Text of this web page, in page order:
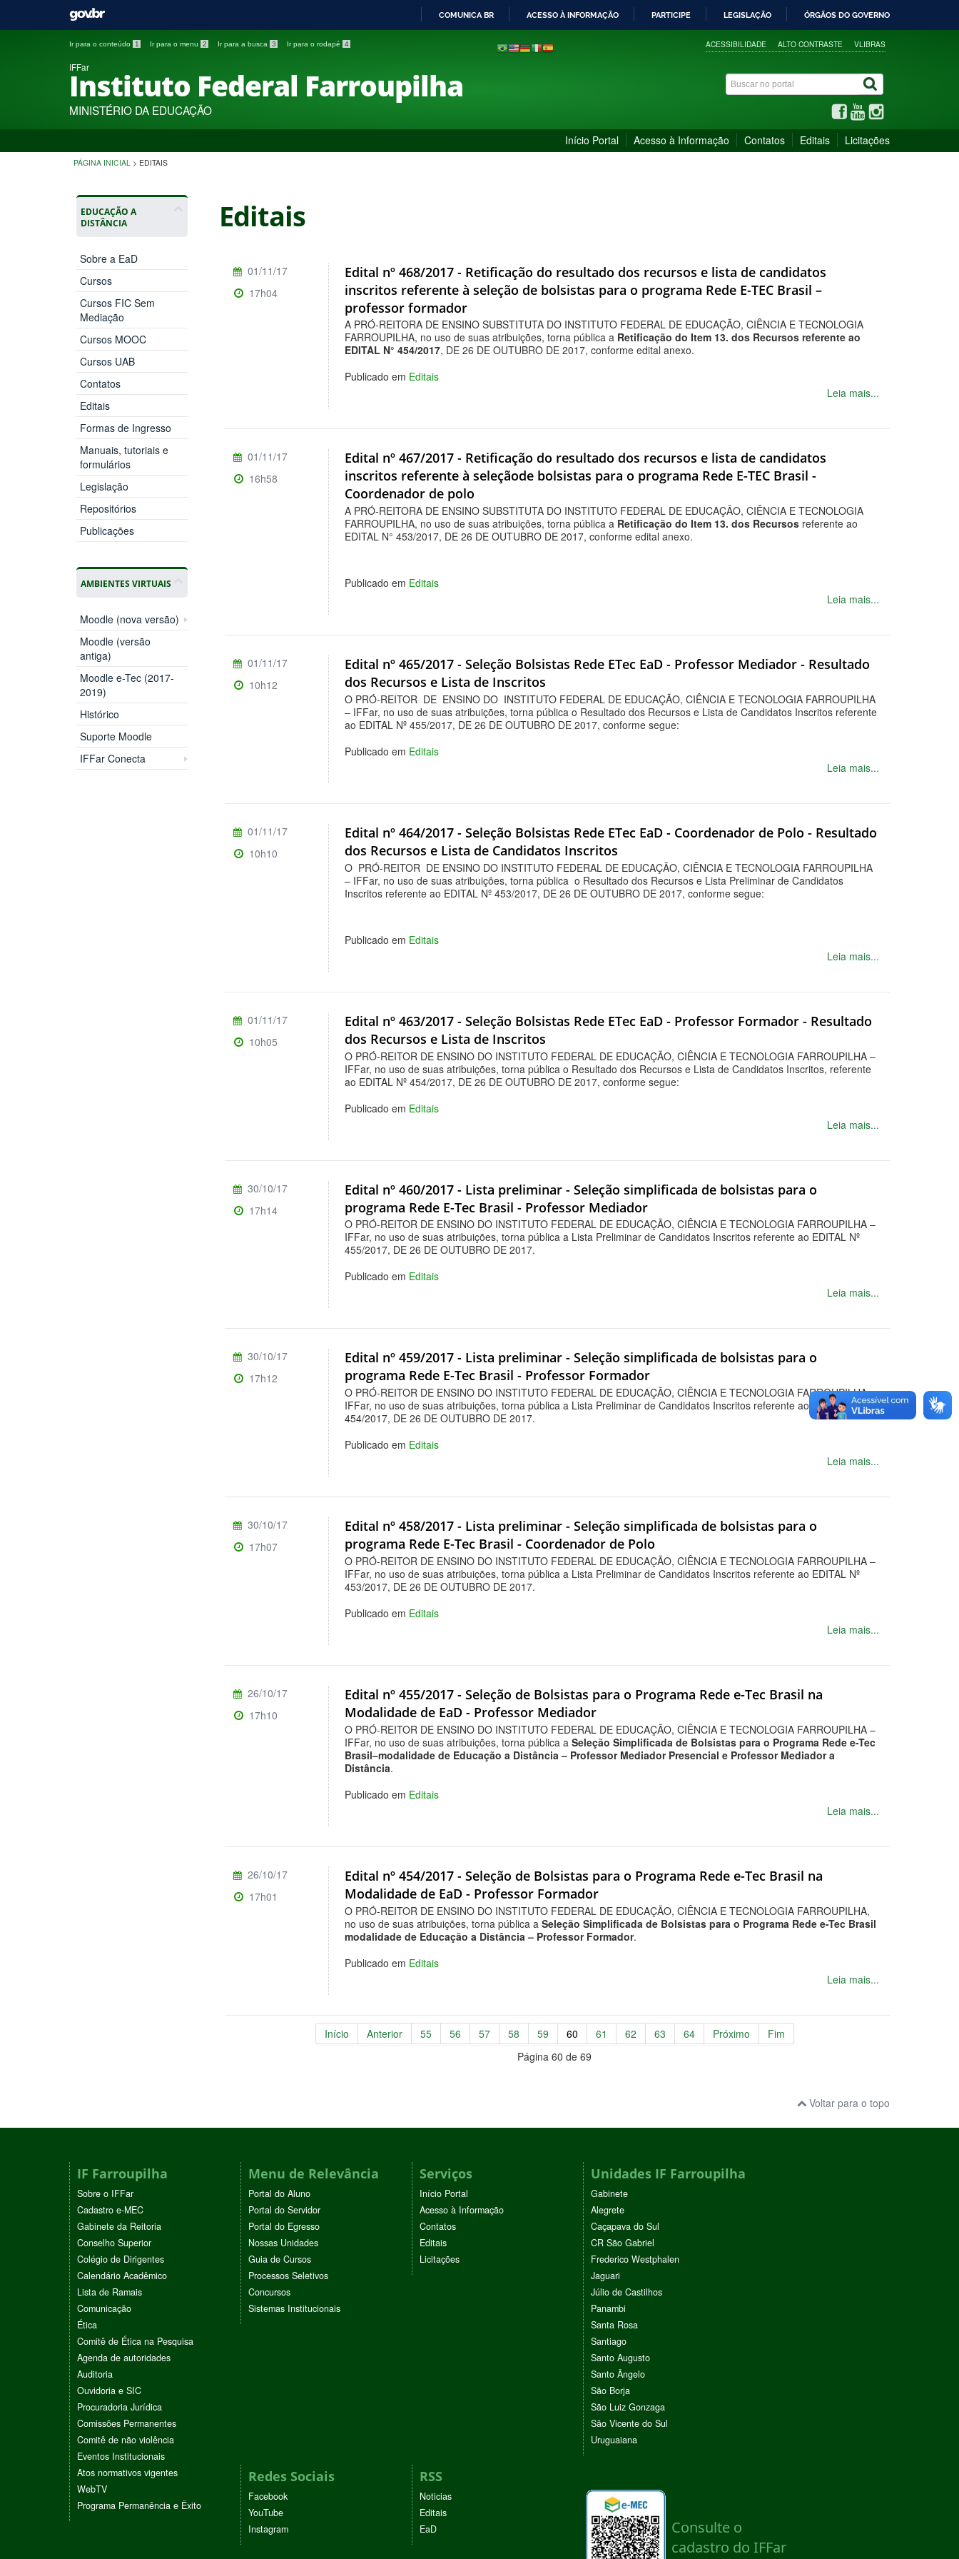
PARA
COMUNICA BR ACESSO À INFORMAÇÃO PARTICIPE LEGISLAÇÃO ÓRGÃOS DO GOVERNO
Ir para o conteúdo 1 Ir para o menu 2 Ir para a busca 3 Ir para o rodapé 4 ACESSIBILIDADE ALTO CONTRASTE VLIBRAS
IFFar
Instituto Federal Farroupilha
MINISTÉRIO DA EDUCAÇÃO
Início Portal Acesso à Informação Contatos Editais Licitações
PÁGINA INICIAL > EDITAIS
EDUCAÇÃO A
DISTÂNCIA
Sobre a EaD
Cursos
Cursos FIC Sem
Mediação
Cursos MOOC
Cursos UAB
Contatos
Editais
Formas de Ingresso
Manuais, tutoriais e
formulários
Legislação
Repositórios
Publicações
AMBIENTES VIRTUAIS
Moodle (nova versão)
Moodle (versão
antiga)
Moodle e-Tec (2017-
2019)
Histórico
Suporte Moodle
IFFar Conecta
Editais
Edital nº 468/2017 - Retificação do resultado dos recursos e lista de candidatos
inscritos referente à seleção de bolsistas para o programa Rede E-TEC Brasil –
professor formador
A PRÓ-REITORA DE ENSINO SUBSTITUTA DO INSTITUTO FEDERAL DE EDUCAÇÃO, CIÊNCIA E TECNOLOGIA
FARROUPILHA, no uso de suas atribuições, torna pública a Retificação do Item 13. dos Recursos referente ao
EDITAL N° 454/2017, DE 26 DE OUTUBRO DE 2017, conforme edital anexo.
Publicado em Editais
Leia mais...
01/11/17
17h04
Edital nº 467/2017 - Retificação do resultado dos recursos e lista de candidatos
inscritos referente à seleçãode bolsistas para o programa Rede E-TEC Brasil -
Coordenador de polo
A PRÓ-REITORA DE ENSINO SUBSTITUTA DO INSTITUTO FEDERAL DE EDUCAÇÃO, CIÊNCIA E TECNOLOGIA
FARROUPILHA, no uso de suas atribuições, torna pública a Retificação do Item 13. dos Recursos referente ao
EDITAL N° 453/2017, DE 26 DE OUTUBRO DE 2017, conforme edital anexo.
Publicado em Editais
Leia mais...
01/11/17
16h58
Edital nº 465/2017 - Seleção Bolsistas Rede ETec EaD - Professor Mediador - Resultado
dos Recursos e Lista de Inscritos
O PRÓ-REITOR DE ENSINO DO INSTITUTO FEDERAL DE EDUCAÇÃO, CIÊNCIA E TECNOLOGIA FARROUPILHA
– IFFar, no uso de suas atribuições, torna pública o Resultado dos Recursos e Lista de Candidatos Inscritos referente
ao EDITAL Nº 455/2017, DE 26 DE OUTUBRO DE 2017, conforme segue:
Publicado em Editais
Leia mais...
01/11/17
10h12
Edital nº 464/2017 - Seleção Bolsistas Rede ETec EaD - Coordenador de Polo - Resultado
dos Recursos e Lista de Candidatos Inscritos
O PRÓ-REITOR DE ENSINO DO INSTITUTO FEDERAL DE EDUCAÇÃO, CIÊNCIA E TECNOLOGIA FARROUPILHA
– IFFar, no uso de suas atribuições, torna pública o Resultado dos Recursos e Lista Preliminar de Candidatos
Inscritos referente ao EDITAL Nº 453/2017, DE 26 DE OUTUBRO DE 2017, conforme segue:
Publicado em Editais
Leia mais...
01/11/17
10h10
Edital nº 463/2017 - Seleção Bolsistas Rede ETec EaD - Professor Formador - Resultado
dos Recursos e Lista de Inscritos
O PRÓ-REITOR DE ENSINO DO INSTITUTO FEDERAL DE EDUCAÇÃO, CIÊNCIA E TECNOLOGIA FARROUPILHA –
IFFar, no uso de suas atribuições, torna pública o Resultado dos Recursos e Lista de Candidatos Inscritos, referente
ao EDITAL Nº 454/2017, DE 26 DE OUTUBRO DE 2017, conforme segue:
Publicado em Editais
Leia mais...
01/11/17
10h05
Edital nº 460/2017 - Lista preliminar - Seleção simplificada de bolsistas para o
programa Rede E-Tec Brasil - Professor Mediador
O PRÓ-REITOR DE ENSINO DO INSTITUTO FEDERAL DE EDUCAÇÃO, CIÊNCIA E TECNOLOGIA FARROUPILHA –
IFFar, no uso de suas atribuições, torna pública a Lista Preliminar de Candidatos Inscritos referente ao EDITAL Nº
455/2017, DE 26 DE OUTUBRO DE 2017.
Publicado em Editais
Leia mais...
30/10/17
17h14
Edital nº 459/2017 - Lista preliminar - Seleção simplificada de bolsistas para o
programa Rede E-Tec Brasil - Professor Formador
O PRÓ-REITOR DE ENSINO DO INSTITUTO FEDERAL DE EDUCAÇÃO, CIÊNCIA E TECNOLOGIA FARROUPILHA –
IFFar, no uso de suas atribuições, torna pública a Lista Preliminar de Candidatos Inscritos referente ao EDITAL Nº
454/2017, DE 26 DE OUTUBRO DE 2017.
Publicado em Editais
Leia mais...
30/10/17
17h12
Edital nº 458/2017 - Lista preliminar - Seleção simplificada de bolsistas para o
programa Rede E-Tec Brasil - Coordenador de Polo
O PRÓ-REITOR DE ENSINO DO INSTITUTO FEDERAL DE EDUCAÇÃO, CIÊNCIA E TECNOLOGIA FARROUPILHA –
IFFar, no uso de suas atribuições, torna pública a Lista Preliminar de Candidatos Inscritos referente ao EDITAL Nº
453/2017, DE 26 DE OUTUBRO DE 2017.
Publicado em Editais
Leia mais...
30/10/17
17h07
Edital nº 455/2017 - Seleção de Bolsistas para o Programa Rede e-Tec Brasil na
Modalidade de EaD - Professor Mediador
O PRÓ-REITOR DE ENSINO DO INSTITUTO FEDERAL DE EDUCAÇÃO, CIÊNCIA E TECNOLOGIA FARROUPILHA –
IFFar, no uso de suas atribuições, torna pública a Seleção Simplificada de Bolsistas para o Programa Rede e-Tec
Brasil–modalidade de Educação a Distância – Professor Mediador Presencial e Professor Mediador a
Distância.
Publicado em Editais
Leia mais...
26/10/17
17h10
Edital nº 454/2017 - Seleção de Bolsistas para o Programa Rede e-Tec Brasil na
Modalidade de EaD - Professor Formador
O PRÓ-REITOR DE ENSINO DO INSTITUTO FEDERAL DE EDUCAÇÃO, CIÊNCIA E TECNOLOGIA FARROUPILHA,
no uso de suas atribuições, torna pública aSeleção Simplificada de Bolsistas para o Programa Rede e-Tec Brasil
modalidade de Educação a Distância – Professor Formador.
Publicado em Editais
Leia mais...
26/10/17
17h01
Início Anterior 55 56 57 58 59 60 61 62 63 64 Próximo
Fim
Página 60 de 69
Voltar para o topo
IF Farroupilha
Sobre o IFFar
Cadastro e-MEC
Gabinete da Reitoria
Conselho Superior
Colégio de Dirigentes
Calendário Acadêmico
Lista de Ramais
Comunicação
Ética
Comitê de Ética na Pesquisa
Agenda de autoridades
Auditoria
Ouvidoria e SIC
Procuradoria Jurídica
Comissões Permanentes
Comitê de não violência
Eventos Institucionais
Atos normativos vigentes
WebTV
Programa Permanência e Êxito
Menu de Relevância
Portal do Aluno
Portal do Servidor
Portal do Egresso
Nossas Unidades
Guia de Cursos
Processos Seletivos
Concursos
Sistemas Institucionais
Serviços
Início Portal
Acesso à Informação
Contatos
Editais
Licitações
Unidades IF Farroupilha
Gabinete
Alegrete
Caçapava do Sul
CR São Gabriel
Frederico Westphalen
Jaguari
Júlio de Castilhos
Panambi
Santa Rosa
Santiago
Santo Augusto
Santo Ângelo
São Borja
São Luiz Gonzaga
São Vicente do Sul
Uruguaiana
Redes Sociais
Facebook
YouTube
Instagram
RSS
Noticias
Editais
EaD